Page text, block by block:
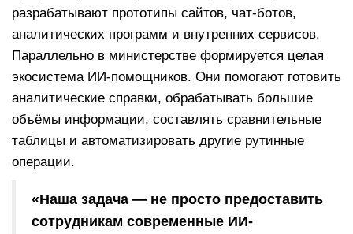
разрабатывают прототипы сайтов, чат-ботов,
аналитических программ и внутренних сервисов.
Параллельно в министерстве формируется целая
экосистема ИИ-помощников. Они помогают готовить
аналитические справки, обрабатывать большие
объёмы информации, составлять сравнительные
таблицы и автоматизировать другие рутинные
операции.
«Наша задача — не просто предоставить
сотрудникам современные ИИ-